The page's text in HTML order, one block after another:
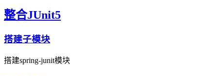
整合JUnit5
搭建子模块
搭建spring-junit模块